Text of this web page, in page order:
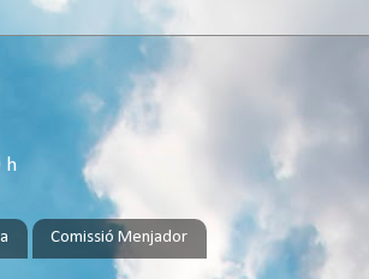
h
Comissió Menjador